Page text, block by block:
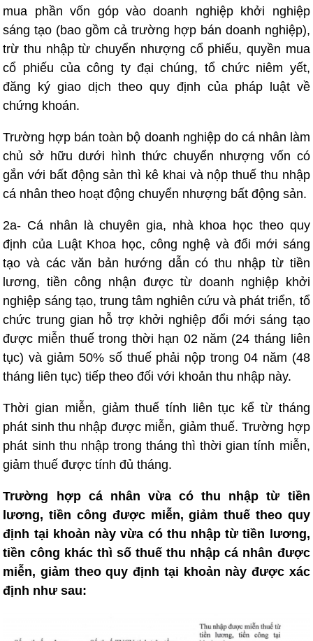
mua phần vốn góp vào doanh nghiệp khởi nghiệp
sáng tạo (bao gồm cả trường hợp bán doanh nghiệp),
trừ thu nhập từ chuyển nhượng cổ phiếu, quyền mua
cổ phiếu của công ty đại chúng, tổ chức niêm yết,
đăng ký giao dịch theo quy định của pháp luật về
chứng khoán.
Trường hợp bán toàn bộ doanh nghiệp do cá nhân làm
chủ sở hữu dưới hình thức chuyển nhượng vốn có
gắn với bất động sản thì kê khai và nộp thuế thu nhập
cá nhân theo hoạt động chuyển nhượng bất động sản.
2a- Cá nhân là chuyên gia, nhà khoa học theo quy
định của Luật Khoa học, công nghệ và đổi mới sáng
tạo và các văn bản hướng dẫn có thu nhập từ tiền
lương, tiền công nhận được từ doanh nghiệp khởi
nghiệp sáng tạo, trung tâm nghiên cứu và phát triển, tổ
chức trung gian hỗ trợ khởi nghiệp đổi mới sáng tạo
được miễn thuế trong thời hạn 02 năm (24 tháng liên
tục) và giảm 50% số thuế phải nộp trong 04 năm (48
tháng liên tục) tiếp theo đối với khoản thu nhập này.
Thời gian miễn, giảm thuế tính liên tục kể từ tháng
phát sinh thu nhập được miễn, giảm thuế. Trường hợp
phát sinh thu nhập trong tháng thì thời gian tính miễn,
giảm thuế được tính đủ tháng.
Trường hợp cá nhân vừa có thu nhập từ tiền
lương, tiền công được miễn, giảm thuế theo quy
định tại khoản này vừa có thu nhập từ tiền lương,
tiền công khác thì số thuế thu nhập cá nhân được
miễn, giảm theo quy định tại khoản này được xác
định như sau: